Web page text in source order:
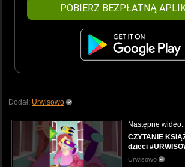
POBIERZ BEZPŁATNĄ
Dodał: Urwisowo
Następne wideo:
CZYTANIE
dzieci
Urwisowo